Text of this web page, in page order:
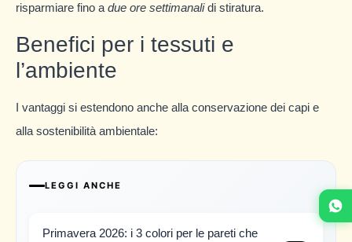
risparmiare fino a due ore settimanalidi stiratura.
Benefici per i tessuti e
l’ambiente
I vantaggi si estendono anche alla conservazione dei capi e
alla sostenibilità ambientale:
LEGGI ANCHE
Primavera 2026: i 3 colori per le pareti che